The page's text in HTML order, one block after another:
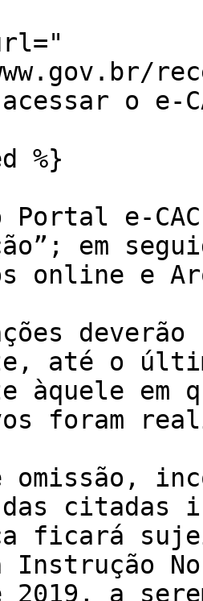
o e-
%}
Portal e-
em
online e
até o
àquele em
foram
omissão,
das citadas
ficará
2019, a